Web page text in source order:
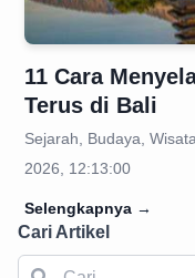
11 Cara
Terus di Bali
Sejarah, Budaya,
2026, 12:13:00
Selengkapnya →
Cari Artikel